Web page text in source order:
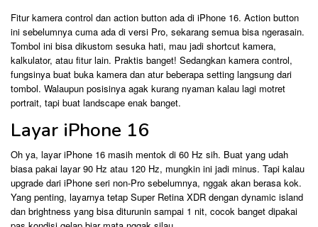
Fitur kamera control dan action button ada di iPhone 16. Action button
ini sebelumnya cuma ada di versi Pro, sekarang semua bisa ngerasain.
Tombol ini bisa dikustom sesuka hati, mau jadi shortcut kamera,
kalkulator, atau fitur lain. Praktis banget! Sedangkan kamera control,
fungsinya buat buka kamera dan atur beberapa setting langsung dari
tombol. Walaupun posisinya agak kurang nyaman kalau lagi motret
portrait, tapi buat landscape enak banget.
Layar iPhone 16
Oh ya, layar iPhone 16 masih mentok di 60 Hz sih. Buat yang udah
biasa pakai layar 90 Hz atau 120 Hz, mungkin ini jadi minus. Tapi kalau
upgrade dari iPhone seri non-Pro sebelumnya, nggak akan berasa kok.
Yang penting, layarnya tetap Super Retina XDR dengan dynamic island
dan brightness yang bisa diturunin sampai 1 nit, cocok banget dipakai